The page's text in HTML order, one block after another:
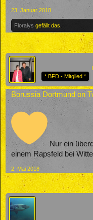
23. Januar 2018
Floralys gefällt das.
* BFD - Mitglied *
Borussia Dortmund on
Nur ein
einem Rapsfeld bei
2. Mai 2018